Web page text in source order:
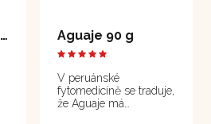
Maca červená - 100 kapslí Aguaje 90 g
V peruánské
fytomedicíně se traduje,
že Aguaje má